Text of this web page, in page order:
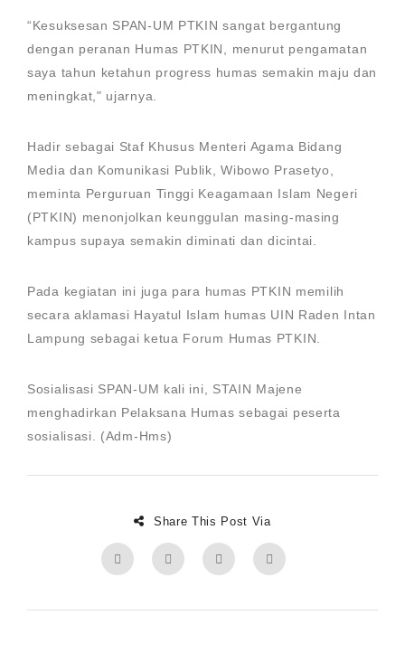
“Kesuksesan SPAN-UM PTKIN sangat bergantung
dengan peranan Humas PTKIN, menurut pengamatan
saya tahun ketahun progress humas semakin maju dan
meningkat," ujarnya.
Hadir sebagai Staf Khusus Menteri Agama Bidang
Media dan Komunikasi Publik, Wibowo Prasetyo,
meminta Perguruan Tinggi Keagamaan Islam Negeri
(PTKIN) menonjolkan keunggulan masing-masing
kampus supaya semakin diminati dan dicintai.
Pada kegiatan ini juga para humas PTKIN memilih
secara aklamasi Hayatul Islam humas UIN Raden Intan
Lampung sebagai ketua Forum Humas PTKIN.
Sosialisasi SPAN-UM kali ini, STAIN Majene
menghadirkan Pelaksana Humas sebagai peserta
sosialisasi. (Adm-Hms)
Share This Post Via